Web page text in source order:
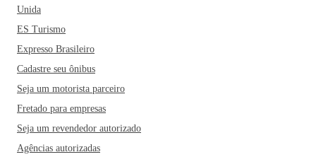
Unida
ES Turismo
Expresso Brasileiro
Cadastre seu ônibus
Seja um motorista parceiro
Fretado para empresas
Seja um revendedor autorizado
Agências autorizadas